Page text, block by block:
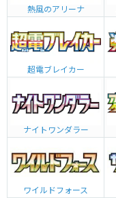
熱風のアリーナ
超電ブレイカー
ナイトワンダラー
ワイルドフォース